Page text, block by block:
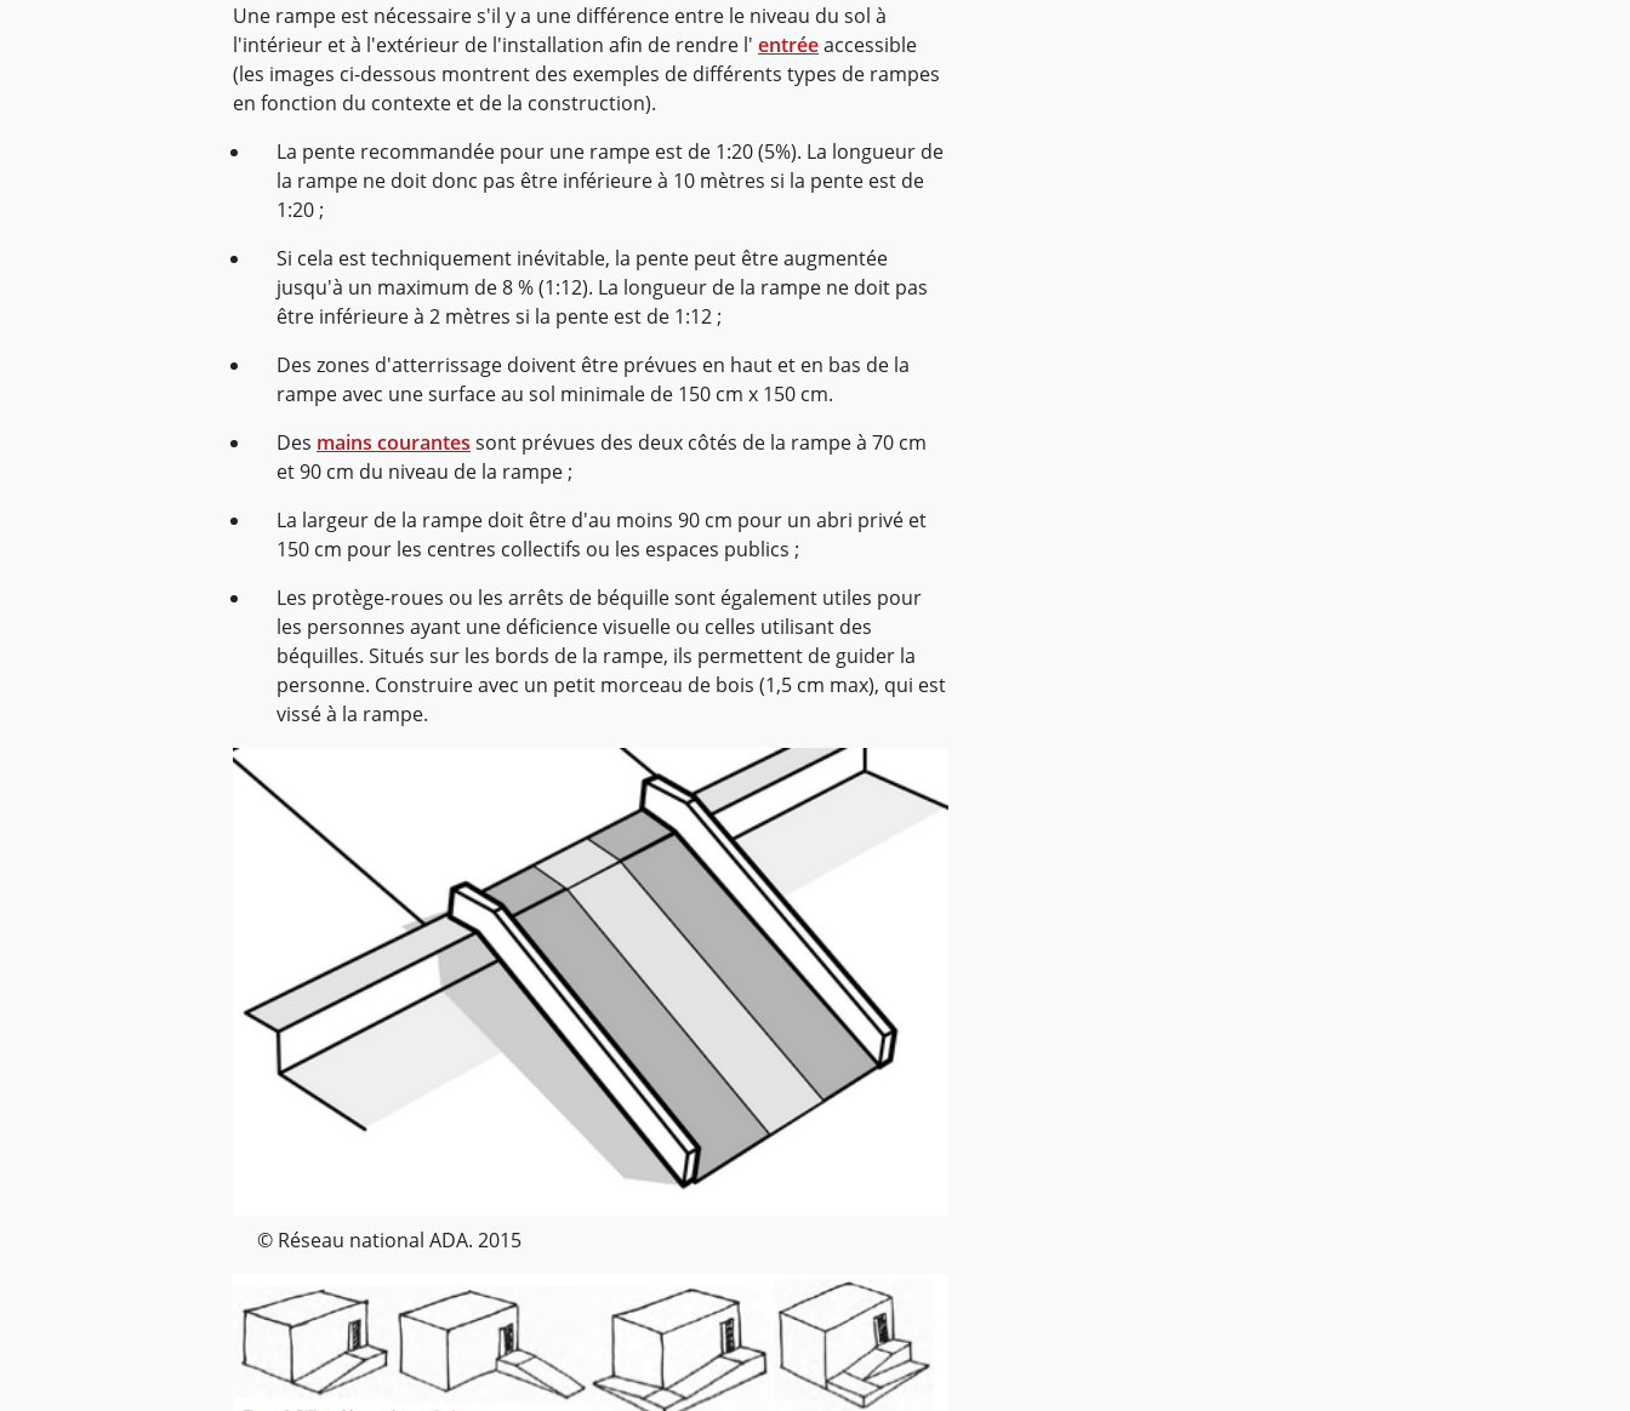
Une rampe est nécessaire s'il y a une différence entre le niveau du sol à
l'intérieur et à l'extérieur de l'installation afin de rendre l' entréeaccessible
(les images ci-dessous montrent des exemples de différents types de rampes
en fonction du contexte et de la construction).
La pente recommandée pour une rampe est de 1:20 (5%). La longueur de
la rampe ne doit donc pas être inférieure à 10 mètres si la pente est de
1:20 ;
Si cela est techniquement inévitable, la pente peut être augmentée
jusqu'à un maximum de 8 % (1:12). La longueur de la rampe ne doit pas
être inférieure à 2 mètres si la pente est de 1:12 ;
Des zones d'atterrissage doivent être prévues en haut et en bas de la
rampe avec une surface au sol minimale de 150 cm x 150 cm.
Des mains courantes sont prévues des deux côtés de la rampe à 70 cm
et 90 cm du niveau de la rampe ;
La largeur de la rampe doit être d'au moins 90 cm pour un abri privé et
150 cm pour les centres collectifs ou les espaces publics ;
Les protège-roues ou les arrêts de béquille sont également utiles pour
les personnes ayant une déficience visuelle ou celles utilisant des
béquilles. Situés sur les bords de la rampe, ils permettent de guider la
personne. Construire avec un petit morceau de bois (1,5 cm max), qui est
vissé à la rampe.
© Réseau national ADA. 2015